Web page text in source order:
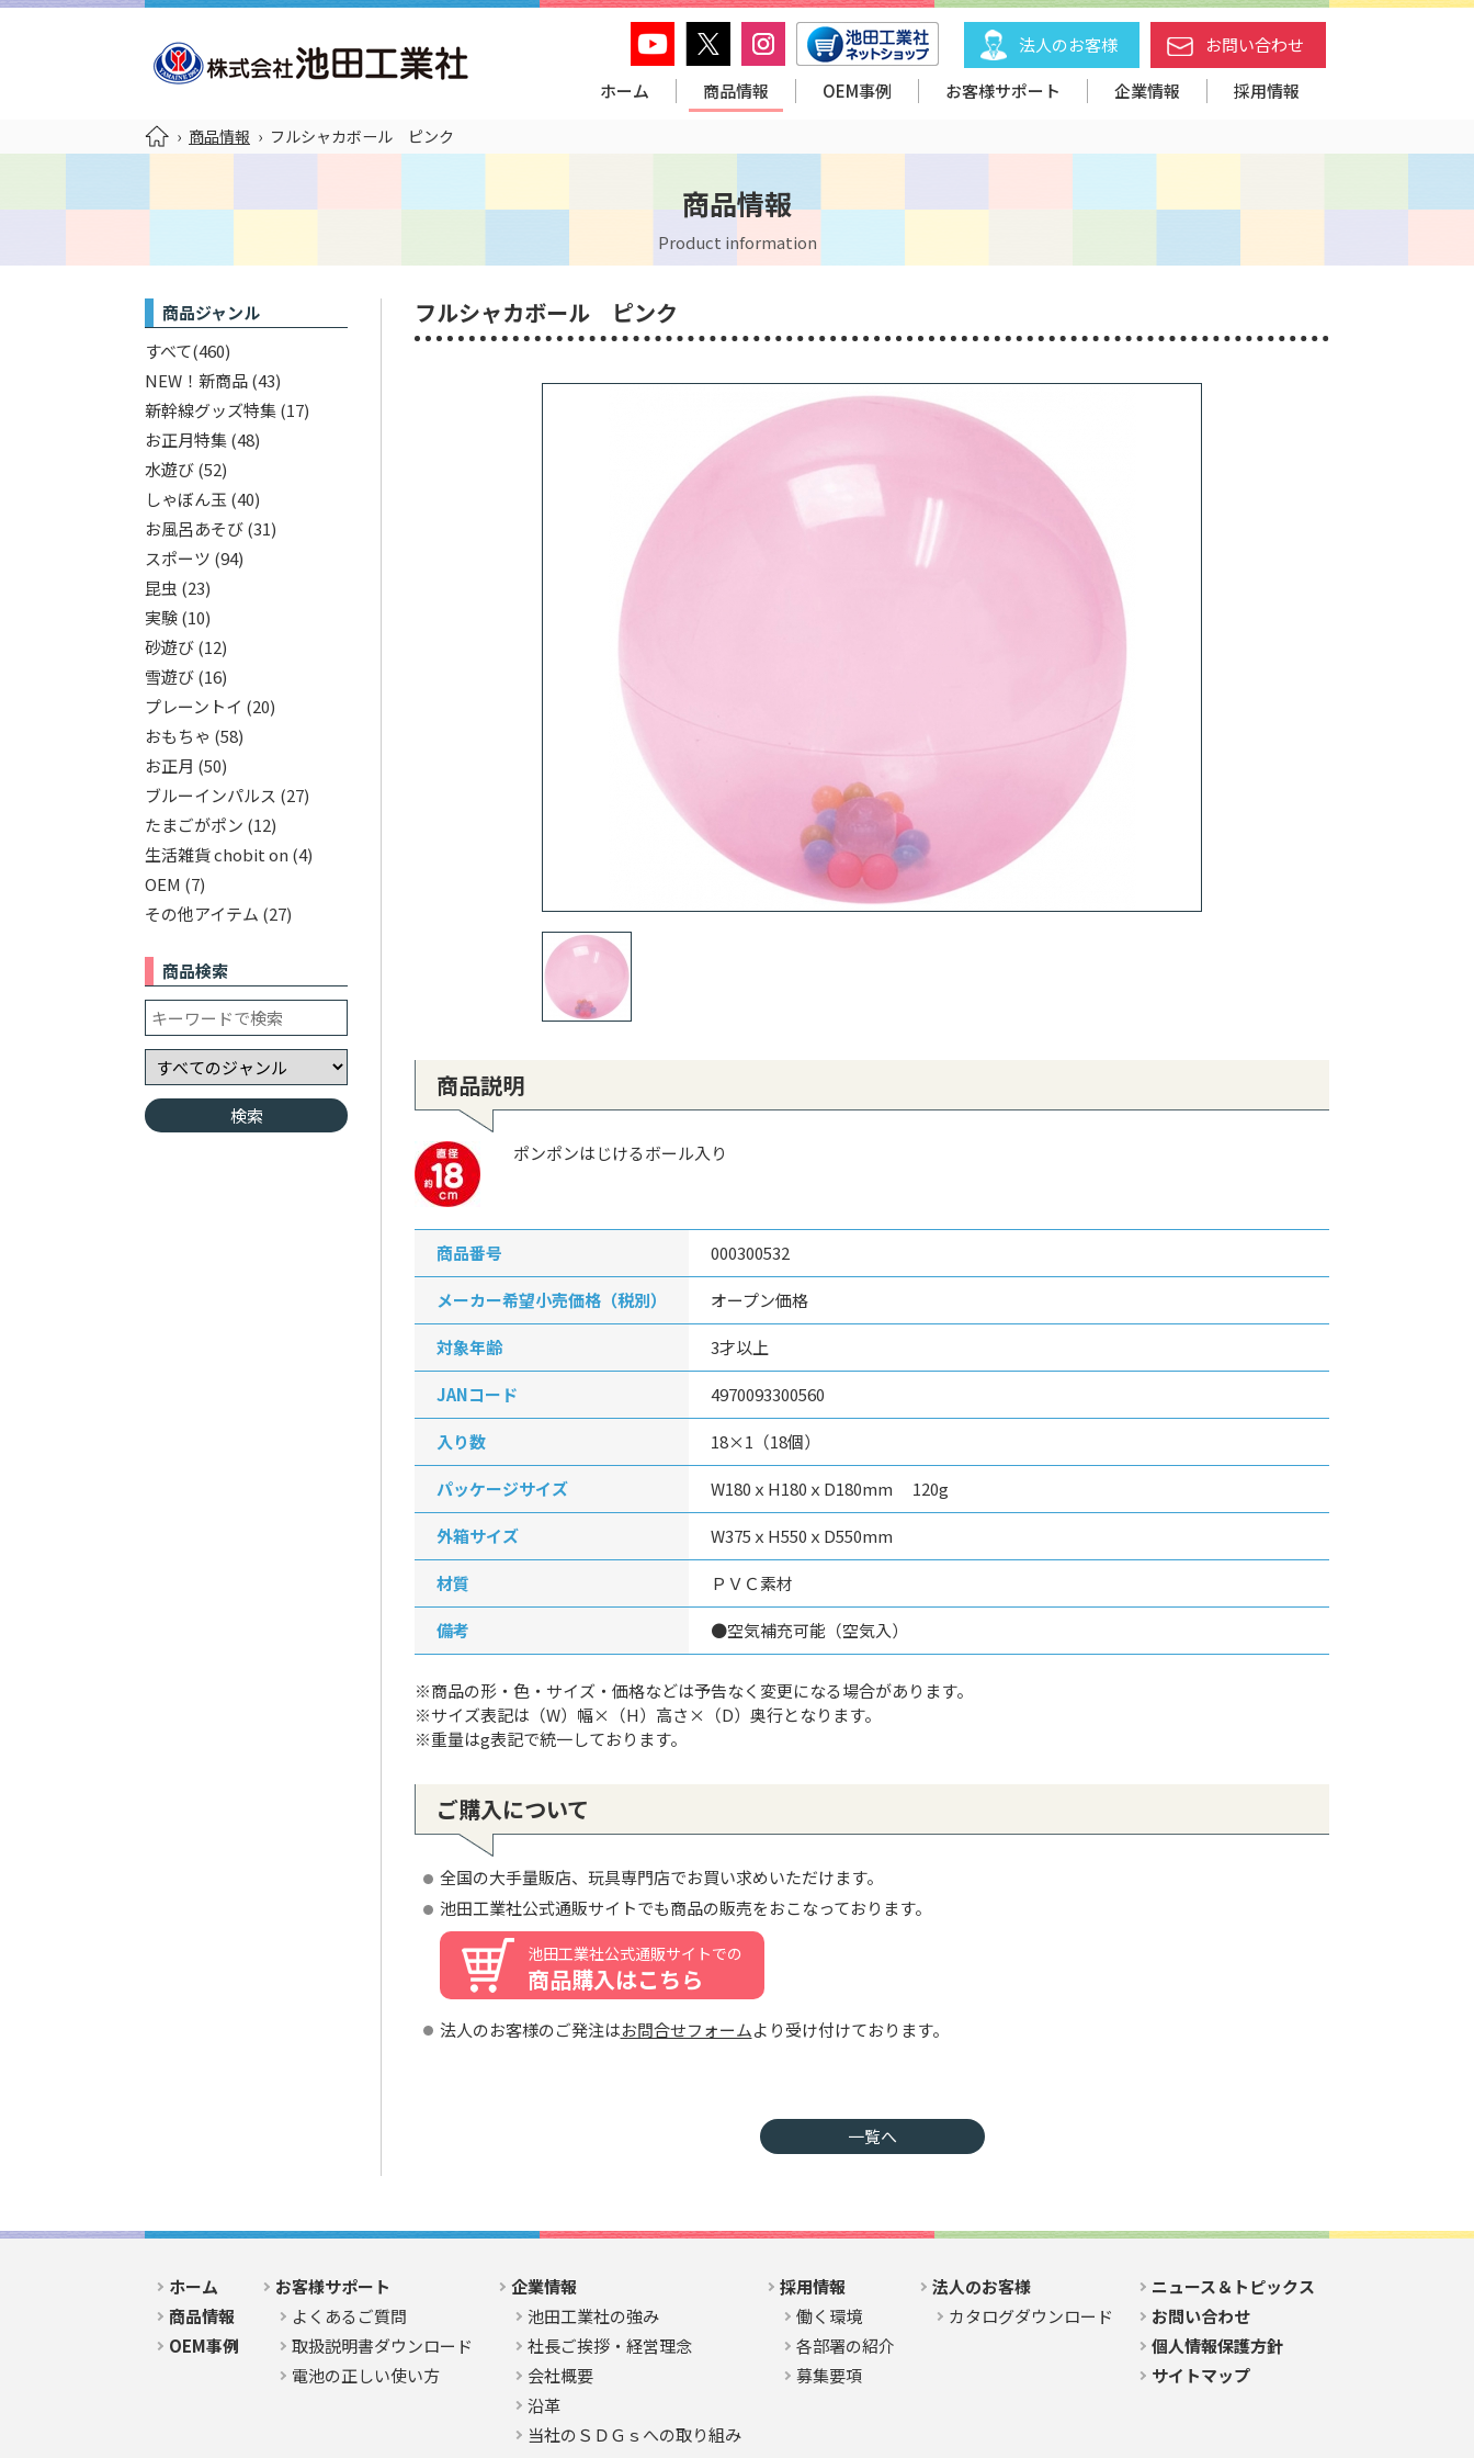
法人のお客様
お問い合わせ
ホーム
商品情報 OEM事例 お客様サポート 企業情報 採用情報
› 商品情報 › フルシャカボール ピンク
商品情報
Product information
商品ジャンル
すべて(460)
NEW！新商品(43)
新幹線グッズ特集(17)
お正月特集(48)
水遊び(52)
しゃぼん玉 (40)
お風呂あそび(31)
スポーツ (94)
昆虫 (23)
実験(10)
砂遊び(12)
雪遊び(16)
プレーントイ (20)
おもちゃ (58)
お正月 (50)
ブルーインパルス (27)
たまごがポン (12)
生活雑貨 chobit on (4)
OEM (7)
その他アイテム (27)
商品検索
フルシャカボール ピンク
商品説明
ポンポンはじけるボール入り
商品番号 000300532
メーカー希望小売価格（税別） オープン価格
対象年齢 3才以上
JANコード 4970093300560
入り数 18×1（18個）
パッケージサイズ W180ｘH180ｘD180mm 120g
外箱サイズ W375ｘH550ｘD550mm
材質 ＰＶＣ素材
備考 ●空気補充可能（空気入）
※商品の形・色・サイズ・価格などは予告なく変更になる場合があります。
※サイズ表記は（W）幅×（H）高さ×（D）奥行となります。
※重量はg表記で統一しております。
ご購入について
全国の大手量販店、玩具専門店でお買い求めいただけます。
池田工業社公式通販サイトでも商品の販売をおこなっております。
池田工業社公式通販サイトでの
商品購入はこちら
法人のお客様のご発注はお問合せフォームより受け付けております。
一覧へ
ホーム
商品情報
OEM事例
お客様サポート
よくあるご質問
取扱説明書ダウンロード
電池の正しい使い方
企業情報
池田工業社の強み
社長ご挨拶・経営理念
会社概要
沿革
当社のＳＤＧｓへの取り組み
採用情報
働く環境
各部署の紹介
募集要項
法人のお客様
カタログダウンロード
ニュース＆トピックス
お問い合わせ
個人情報保護方針
サイトマップ